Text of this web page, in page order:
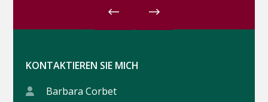
KONTAKTIEREN SIE MICH
Barbara Corbet